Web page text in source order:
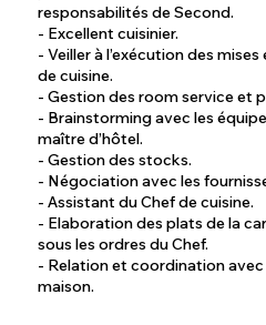
responsabilités de Second.
- Excellent cuisinier.
- Veiller à l’exécution des
de cuisine.
- Gestion des room service et
- Brainstorming avec les
maître d’hôtel.
- Gestion des stocks.
- Négociation avec les
- Assistant du Chef de cuisine.
- Elaboration des plats de la
sous les ordres du Chef.
- Relation et coordination
maison.